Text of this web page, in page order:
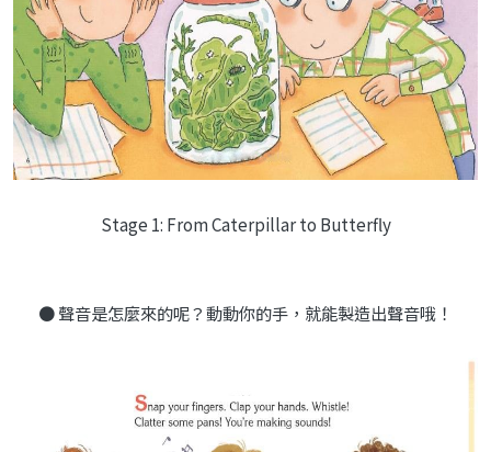
Stage 1: From Caterpillar to Butterfly
● 聲音是怎麼來的呢？動動你的手，就能製造出聲音哦！